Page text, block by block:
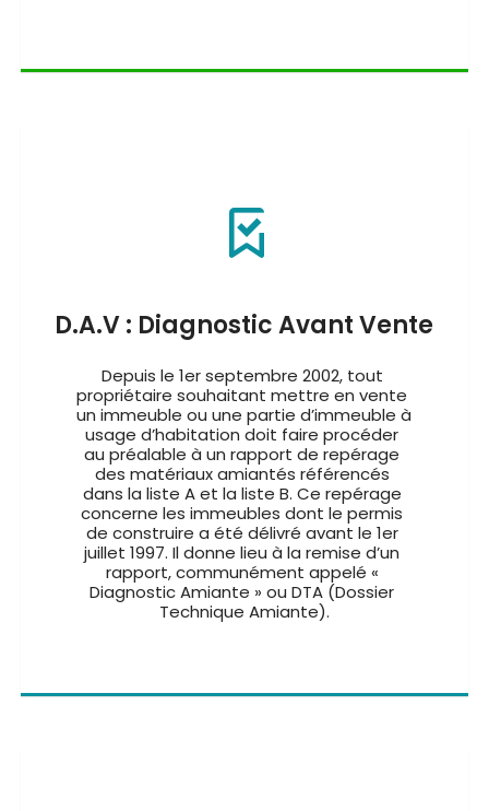
D.A.V : Diagnostic Avant Vente
Depuis le 1er septembre 2002, tout
propriétaire souhaitant mettre en vente
un immeuble ou une partie d’immeuble à
usage d’habitation doit faire procéder
au préalable à un rapport de repérage
des matériaux amiantés référencés
dans la liste A et la liste B. Ce repérage
concerne les immeubles dont le permis
de construire a été délivré avant le 1er
juillet 1997. Il donne lieu à la remise d’un
rapport, communément appelé «
Diagnostic Amiante » ou DTA (Dossier
Technique Amiante).